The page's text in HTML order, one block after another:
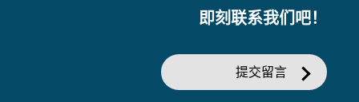
即刻联系我们吧！
提交留言